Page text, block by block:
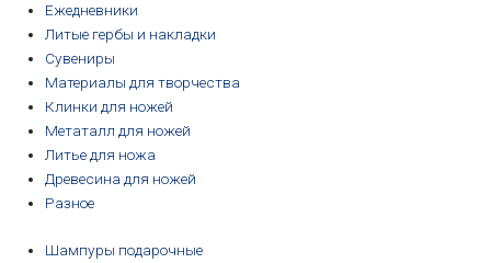
Ежедневники
Литые гербы и накладки
Сувениры
Материалы для творчества
Клинки для ножей
Метаталл для ножей
Литье для ножа
Древесина для ножей
Разное
Шампуры подарочные